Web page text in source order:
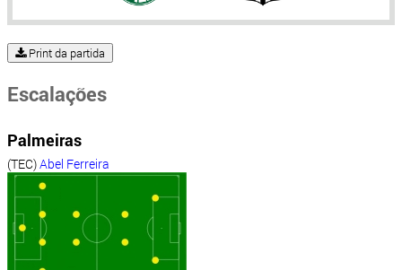
Print da partida
Escalações
Palmeiras
(TEC)Abel Ferreira